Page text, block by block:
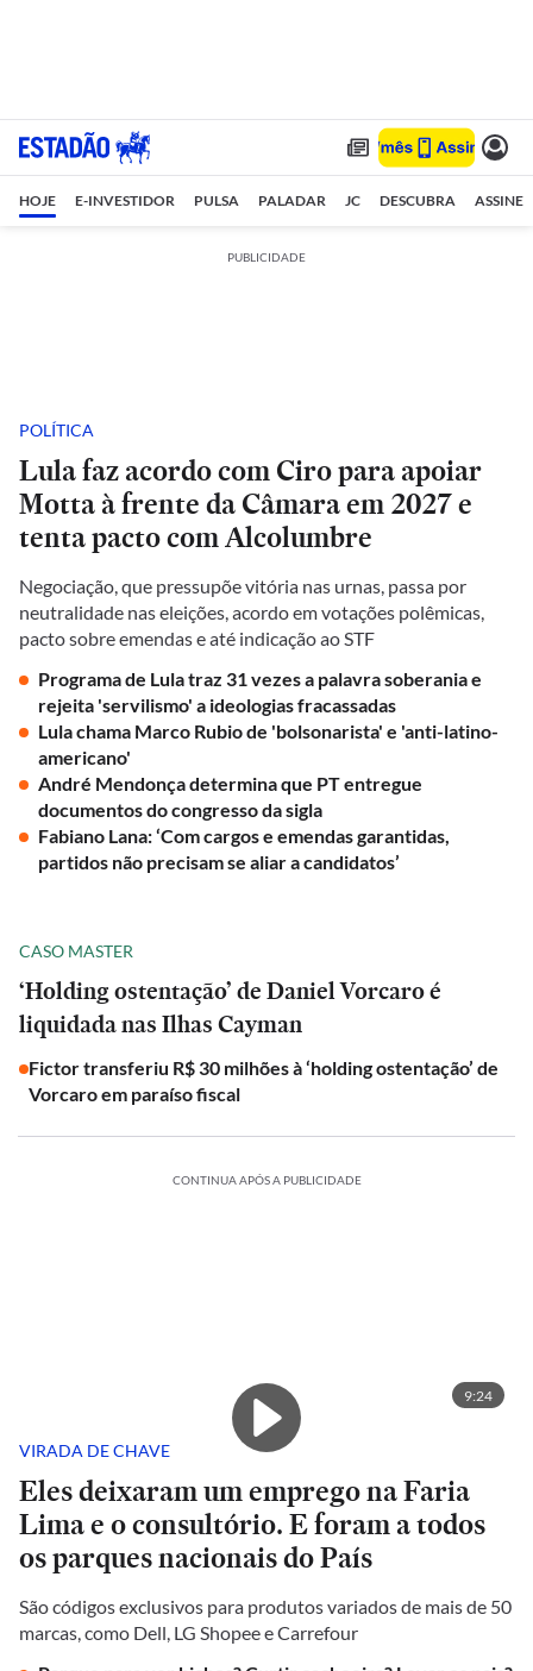
HOJE E-INVESTIDOR PULSA PALADAR JC DESCUBRA ASSINE
PUBLICIDADE
POLÍTICA
Lula faz acordo com Ciro para apoiar
Motta à frente da Câmara em 2027 e
tenta pacto com Alcolumbre
Negociação, que pressupõe vitória nas urnas, passa por
neutralidade nas eleições, acordo em votações polêmicas,
pacto sobre emendas e até indicação ao STF
Programa de Lula traz 31 vezes a palavra soberania e
rejeita 'servilismo' a ideologias fracassadas
Lula chama Marco Rubio de 'bolsonarista' e 'anti-latino-
americano'
André Mendonça determina que PT entregue
documentos do congresso da sigla
Fabiano Lana: ‘Com cargos e emendas garantidas,
partidos não precisam se aliar a candidatos’
CASO MASTER
‘Holding ostentação’ de Daniel Vorcaro é
liquidada nas Ilhas Cayman
Fictor transferiu R$ 30 milhões à ‘holding ostentação’ de
Vorcaro em paraíso fiscal
CONTINUA APÓS A PUBLICIDADE
9:24
VIRADA DE CHAVE
Eles deixaram um emprego na Faria
Lima e o consultório. E foram a todos
os parques nacionais do País
São códigos exclusivos para produtos variados de mais de 50
marcas, como Dell, LG Shopee e Carrefour